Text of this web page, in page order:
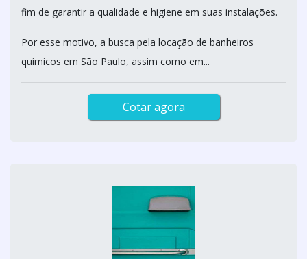
fim de garantir a qualidade e higiene em suas instalações.
Por esse motivo, a busca pela locação de banheiros
químicos em São Paulo, assim como em...
Cotar agora